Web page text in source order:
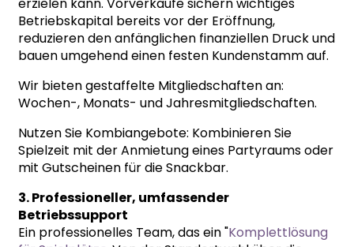
erzielen kann. Vorverkäufe sichern wichtiges
Betriebskapital bereits vor der Eröffnung,
reduzieren den anfänglichen finanziellen Druck und
bauen umgehend einen festen Kundenstamm auf.
Wir bieten gestaffelte Mitgliedschaften an:
Wochen-, Monats- und Jahresmitgliedschaften.
Nutzen Sie Kombiangebote: Kombinieren Sie
Spielzeit mit der Anmietung eines Partyraums oder
mit Gutscheinen für die Snackbar.
3. Professioneller, umfassender
Betriebssupport
Ein professionelles Team, das ein "Komplettlösung